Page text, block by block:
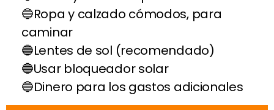
Ropa y calzado cómodos, para
caminar
Lentes de sol (recomendado)
Usar bloqueador solar
Dinero para los gastos adicionales